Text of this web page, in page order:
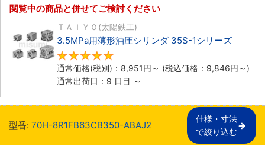
閲覧中の商品と併せてご検討ください
ＴＡＩＹＯ(太陽鉄工)
3.5MPa用薄形油圧シリンダ 35S-1シリーズ
通常価格(税別)： 8,951円 ～ (税込価格： 9,846円 ～)
通常出荷日：9 日目 ～
型番: 70H-8R1FB63CB350-ABAJ2
仕様・寸法
で絞り込む